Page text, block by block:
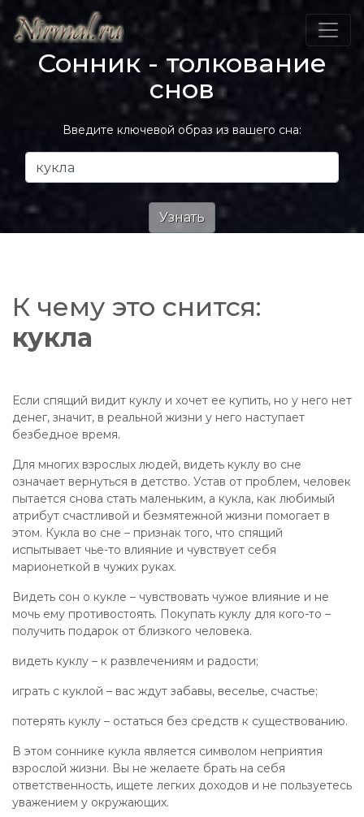
Сонник - толкование
снов
Введите ключевой образ из вашего сна:
К чему это снится:
кукла
Если спящий видит куклу и хочет ее купить, но у него нет
денег, значит, в реальной жизни у него наступает
безбедное время.
Для многих взрослых людей, видеть куклу во сне
означает вернуться в детство. Устав от проблем, человек
пытается снова стать маленьким, а кукла, как любимый
атрибут счастливой и безмятежной жизни помогает в
этом. Кукла во сне – признак того, что спящий
испытывает чье-то влияние и чувствует себя
марионеткой в чужих руках.
Видеть сон о кукле – чувствовать чужое влияние и не
мочь ему противостоять. Покупать куклу для кого-то –
получить подарок от близкого человека.
видеть куклу – к развлечениям и радости;
играть с куклой – вас ждут забавы, веселье, счастье;
потерять куклу – остаться без средств к существованию.
В этом соннике кукла является символом неприятия
взрослой жизни. Вы не желаете брать на себя
ответственность, ищете легких доходов и не пользуетесь
уважением у окружающих.